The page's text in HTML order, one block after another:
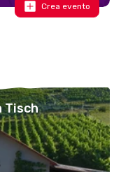
Crea evento
Tisch